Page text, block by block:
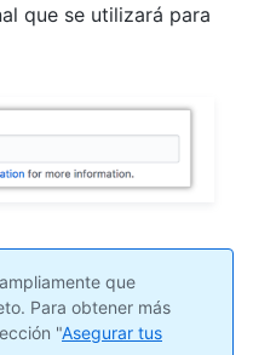
que se utilizará para
que
Para obtener más
"Asegurar tus